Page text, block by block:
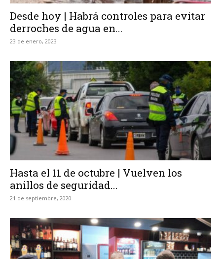
Desde hoy | Habrá controles para evitar
derroches de agua en...
23 de enero, 2023
Hasta el 11 de octubre | Vuelven los
anillos de seguridad...
21 de septiembre, 2020